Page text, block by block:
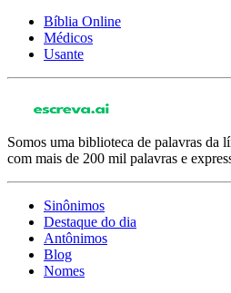
Bíblia Online
Médicos
Usante
Somos uma biblioteca de palavras da
com mais de 200 mil palavras e
Sinônimos
Destaque do dia
Antônimos
Blog
Nomes